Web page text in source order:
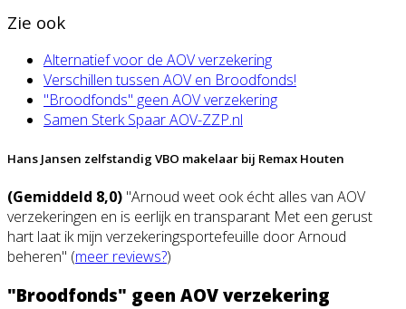
Zie ook
Alternatief voor de AOV verzekering
Verschillen tussen AOV en Broodfonds!
"Broodfonds" geen AOV verzekering
Samen Sterk Spaar AOV-ZZP.nl
Hans Jansen zelfstandig VBO makelaar bij Remax Houten
(Gemiddeld 8,0) "Arnoud weet ook écht alles van AOV
verzekeringen en is eerlijk en transparant Met een gerust
hart laat ik mijn verzekeringsportefeuille door Arnoud
beheren" (meer reviews?)
"Broodfonds" geen AOV verzekering